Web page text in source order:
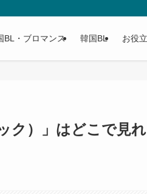
BL・ブロマンス 韓国BL お役
ク）」はどこで見